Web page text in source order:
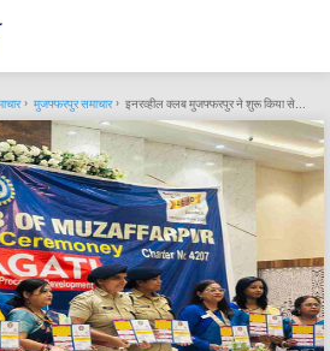
मुजफ्फरपुर समाचार इनरव्हील क्लब मुजफ्फरपुर ने शुरू किया सेवा का नया अध्याय, नई टीम ने संभाली जिम्मेदारी